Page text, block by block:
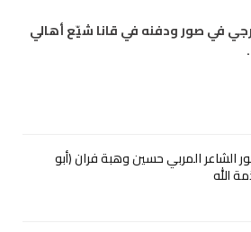
في صور ودفنه في قانا شيّع أهالي
الشاعر المربي حسين وهبة فران (أبو
الله